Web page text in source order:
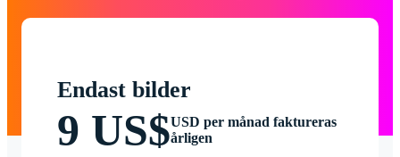
Endast bilder
9 US$USD per månad faktureras
årligen